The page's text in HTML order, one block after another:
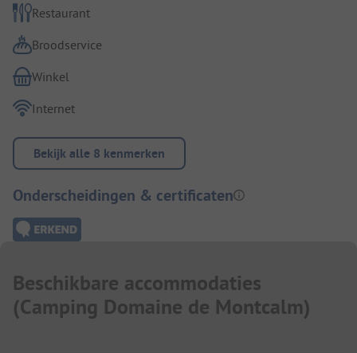
Restaurant
Broodservice
Winkel
Internet
Bekijk alle 8 kenmerken
Onderscheidingen & certificaten
Beschikbare accommodaties
(Camping Domaine de Montcalm)